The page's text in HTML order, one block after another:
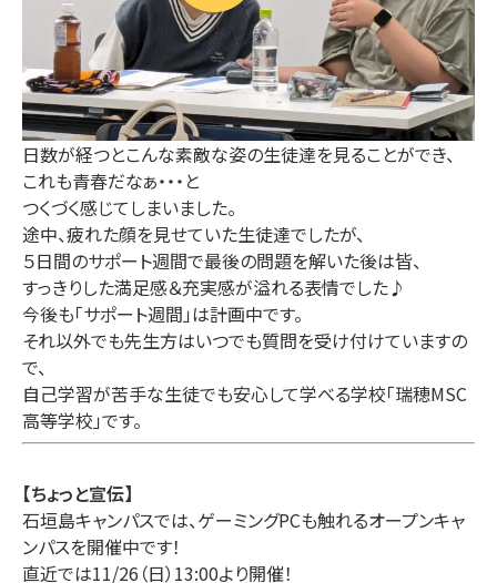
日数が経つとこんな素敵な姿の生徒達を見ることができ、
これも青春だなぁ・・・と
つくづく感じてしまいました。
途中、疲れた顔を見せていた生徒達でしたが、
５日間のサポート週間で最後の問題を解いた後は皆、
すっきりした満足感＆充実感が溢れる表情でした♪
今後も「サポート週間」は計画中です。
それ以外でも先生方はいつでも質問を受け付けていますの
で、
自己学習が苦手な生徒でも安心して学べる学校「瑞穂MSC
高等学校」です。
【ちょっと宣伝】
石垣島キャンパスでは、ゲーミングPCも触れるオープンキャ
ンパスを開催中です！
直近では11/26（日）13:00より開催！